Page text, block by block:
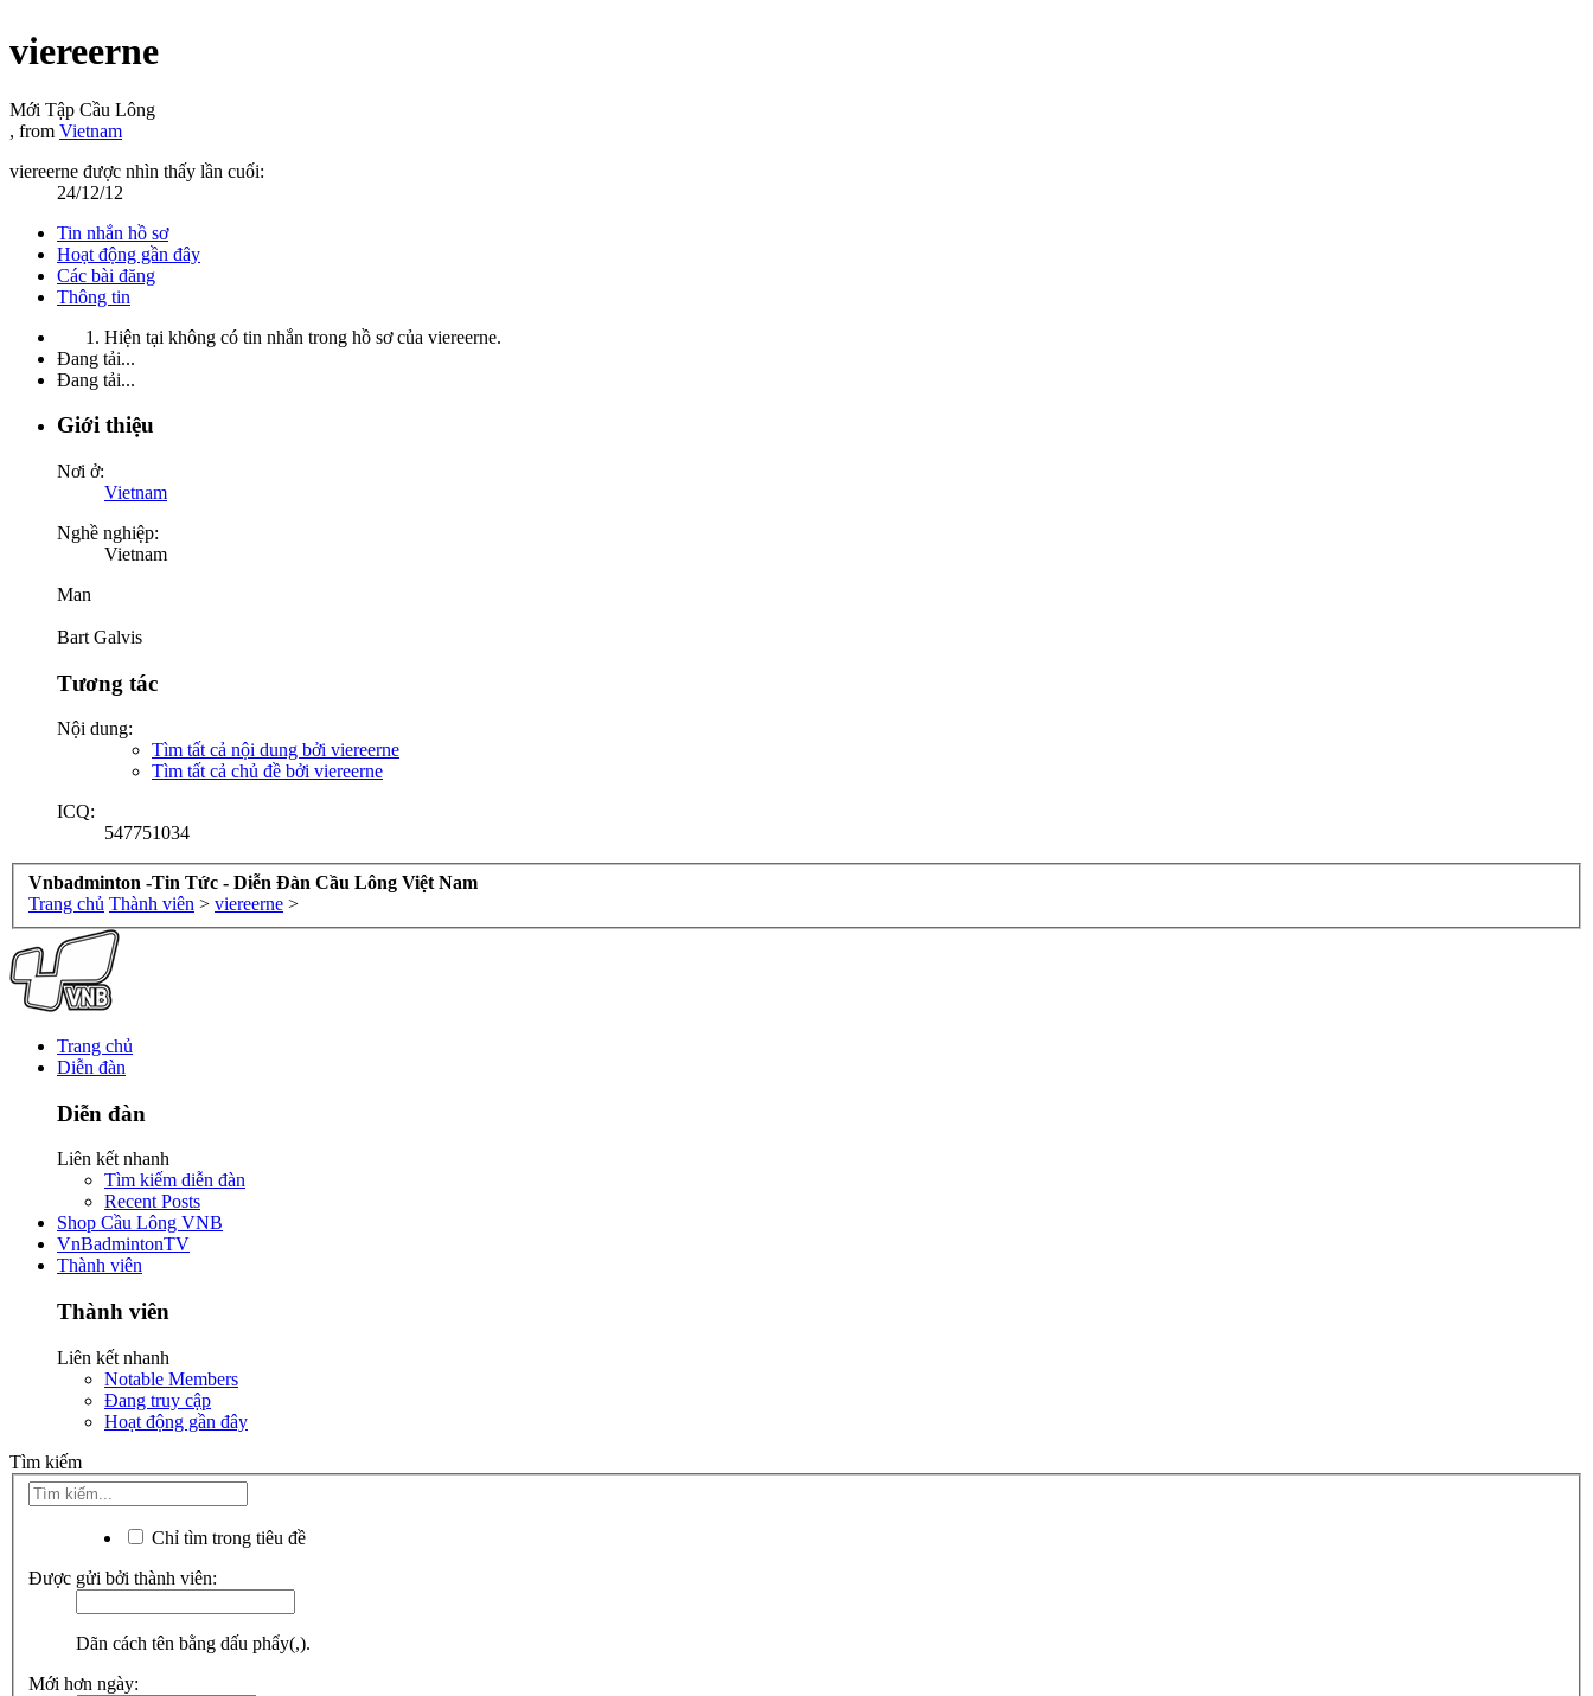
viereerne
Mới Tập Cầu Lông
, from Vietnam
viereerne được nhìn thấy lần cuối:
24/12/12
Tin nhắn hồ sơ
Hoạt động gần đây
Các bài đăng
Thông tin
Hiện tại không có tin nhắn trong hồ sơ của viereerne.
Đang tải...
Đang tải...
Giới thiệu
Nơi ở:
Vietnam
Nghề nghiệp:
Vietnam
Man
Bart Galvis
Tương tác
Nội dung:
Tìm tất cả nội dung bởi viereerne
Tìm tất cả chủ đề bởi viereerne
ICQ:
547751034
Vnbadminton -Tin Tức - Diễn Đàn Cầu Lông Việt Nam
Trang chủ Thành viên > viereerne >
Trang chủ
Diễn đàn
Diễn đàn
Liên kết nhanh
Tìm kiếm diễn đàn
Recent Posts
Shop Cầu Lông VNB
VnBadmintonTV
Thành viên
Thành viên
Liên kết nhanh
Notable Members
Đang truy cập
Hoạt động gần đây
Tìm kiếm
Chỉ tìm trong tiêu đề
Được gửi bởi thành viên:
Dãn cách tên bằng dấu phẩy(,).
Mới hơn ngày: